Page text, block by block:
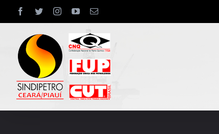
to
content
facebook
twitterinstagram
youtubeEmail